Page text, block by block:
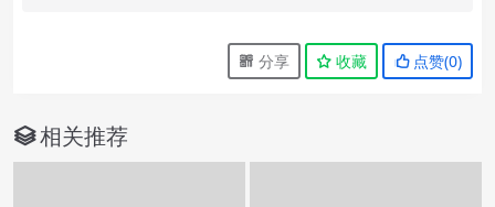
分享 收藏 点赞(0)
相关推荐